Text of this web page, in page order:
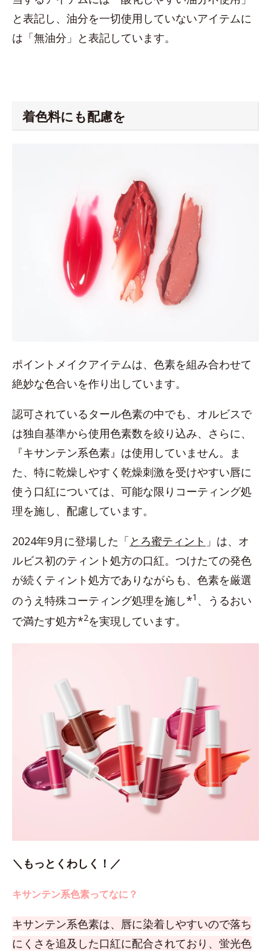
と表記し、油分を一切使用していないアイテムに
は「無油分」と表記しています。
着色料にも配慮を
ポイントメイクアイテムは、色素を組み合わせて
絶妙な色合いを作り出しています。
認可されているタール色素の中でも、オルビスで
は独自基準から使用色素数を絞り込み、さらに、
『キサンテン系色素』は使用していません。ま
た、特に乾燥しやすく乾燥刺激を受けやすい唇に
使う口紅については、可能な限りコーティング処
理を施し、配慮しています。
2024年9月に登場した「とろ蜜ティント 」は、オ
ルビス初のティント処方の口紅。つけたての発色
が続くティント処方でありながらも、色素を厳選
のうえ特殊コーティング処理を施し*1 、うるおい
で満たす処方*2を実現しています。
＼もっとくわしく！／
キサンテン系色素ってなに？
キサンテン系色素は、唇に染着しやすいので落ち
にくさを追及した口紅に配合されており、蛍光色